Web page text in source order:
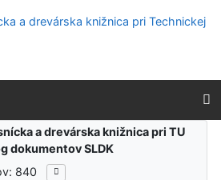
prístupnosti
a drevárska knižnica pri TU
dokumentov SLDK
840